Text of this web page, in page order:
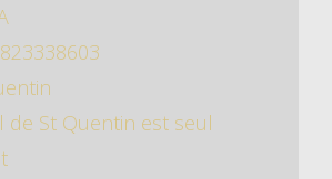
de St Quentin est seul